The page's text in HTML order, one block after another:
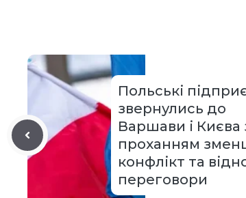
Польські
звернулись до
Варшави і Києва
проханням
конфлікт та
переговори